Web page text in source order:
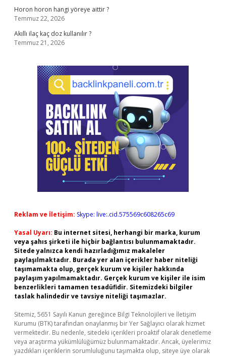
Horon horon hangi yöreye aittir ?
Temmuz 22, 2026
Akıllı ilaç kaç doz kullanılır ?
Temmuz 21, 2026
Reklam ve İletişim: Skype: live:.cid.575569c608265c69
Yasal Uyarı: Bu internet sitesi, herhangi bir marka, kurum
veya şahıs şirketi ile hiçbir bağlantısı bulunmamaktadır.
Sitede yalnızca kendi hazırladığımız makaleler
paylaşılmaktadır. Burada yer alan içerikler haber niteliği
taşımamakta olup, gerçek kurum ve kişiler hakkında
paylaşım yapılmamaktadır. Gerçek kurum ve kişiler ile isim
benzerlikleri tamamen tesadüfidir. Sitemizdeki bilgiler
taslak halindedir ve tavsiye niteliği taşımazlar.
Sitemiz, 5651 Sayılı Kanun gereğince Bilgi Teknolojileri ve İletişim
Kurumu (BTK) tarafından onaylanmış bir Yer Sağlayıcı olarak hizmet
vermektedir. Bu nedenle, sitedeki içerikleri proaktif olarak denetleme
veya araştırma yükümlülüğümüz bulunmamaktadır. Ancak, üyelerimiz
yazdıkları içeriklerin sorumluluğunu taşımakta olup, siteye üye olarak